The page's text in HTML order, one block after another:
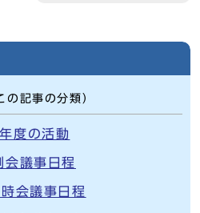
の記事の分類）
度の活動
議事日程
会議事日程